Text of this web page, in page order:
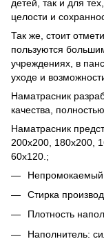
детей, так и для
целости и
Так же, стоит
пользуются
учреждениях, в
уходе и
Наматрасник
качества,
Наматрасник
200х200, 180х200,
60х120.;
Непромокаемый.
Стирка
Плотность
Наполнитель: